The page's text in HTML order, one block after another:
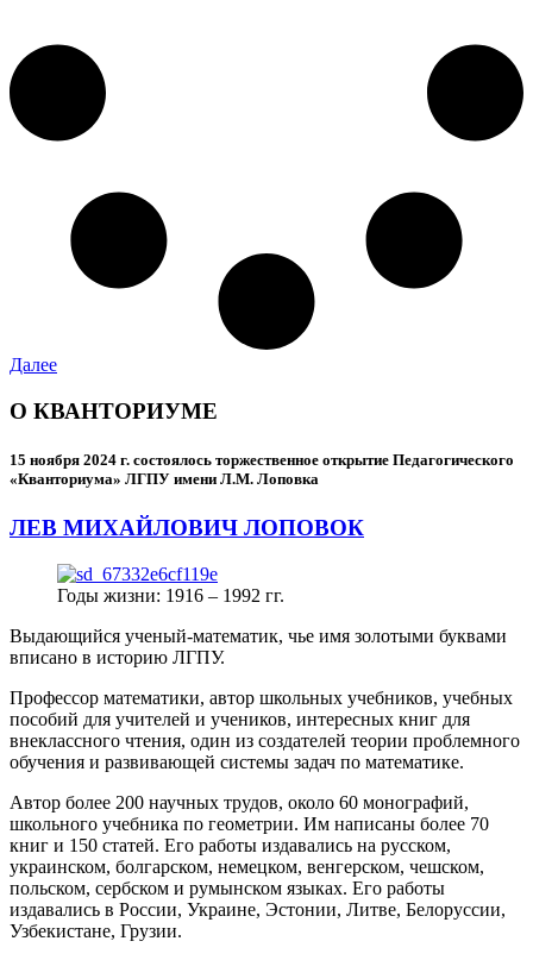
Далее
О КВАНТОРИУМЕ
15 ноября 2024 г. состоялось торжественное открытие Педагогического
«Кванториума» ЛГПУ имени Л.М. Лоповка
ЛЕВ МИХАЙЛОВИЧ ЛОПОВОК
Годы жизни: 1916 – 1992 гг.
Выдающийся ученый-математик, чье имя золотыми буквами
вписано в историю ЛГПУ.
Профессор математики, автор школьных учебников, учебных
пособий для учителей и учеников, интересных книг для
внеклассного чтения, один из создателей теории проблемного
обучения и развивающей системы задач по математике.
Автор более 200 научных трудов, около 60 монографий,
школьного учебника по геометрии. Им написаны более 70
книг и 150 статей. Его работы издавались на русском,
украинском, болгарском, немецком, венгерском, чешском,
польском, сербском и румынском языках. Его работы
издавались в России, Украине, Эстонии, Литве, Белоруссии,
Узбекистане, Грузии.